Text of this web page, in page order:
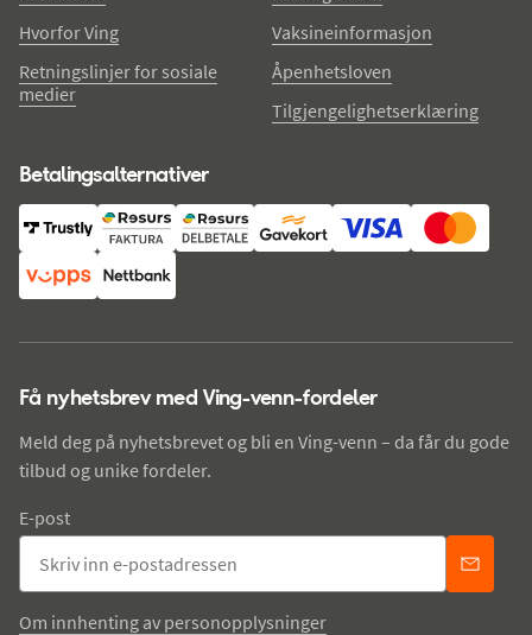
Hvorfor Ving
Retningslinjer for sosiale
medier
Vaksineinformasjon
Åpenhetsloven
Tilgjengelighetserklæring
Betalingsalternativer
Få nyhetsbrev med Ving-venn-fordeler
Meld deg på nyhetsbrevet og bli en Ving-venn – da får du gode
tilbud og unike fordeler.
E-post
Om innhenting av personopplysninger